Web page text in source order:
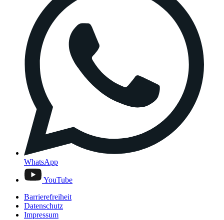
WhatsApp
YouTube
Barrierefreiheit
Datenschutz
Impressum